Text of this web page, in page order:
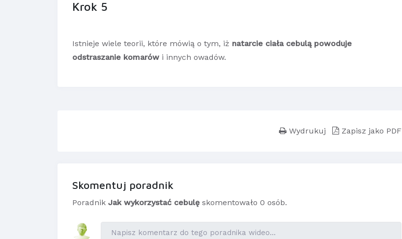
Krok 5
Istnieje wiele teorii, które mówią o tym, iż natarcie ciała cebulą powoduje
odstraszanie komarów i innych owadów.
Wydrukuj Zapisz jako PDF
Skomentuj poradnik
Poradnik Jak wykorzystać cebulę skomentowało 0 osób.